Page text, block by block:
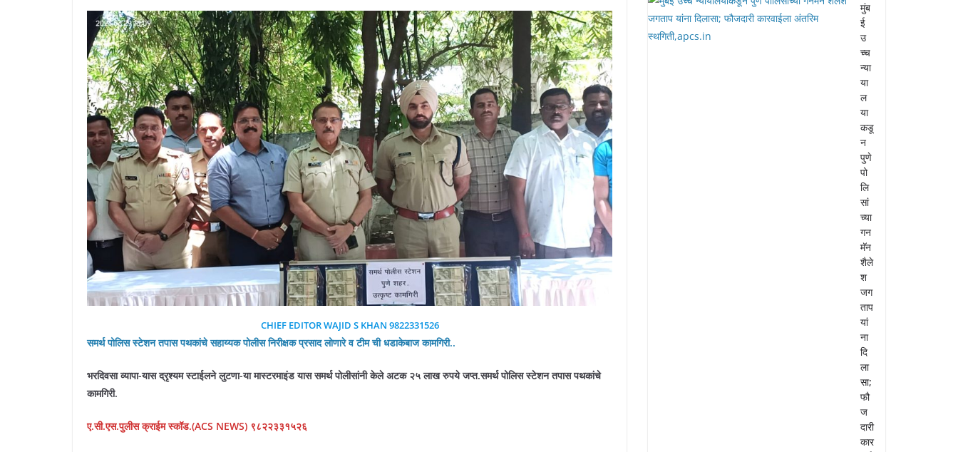
CHIEF EDITOR WAJID S KHAN 9822331526
समर्थ पोलिस स्टेशन तपास पथकांचे सहाय्यक पोलीस निरीक्षक प्रसाद लोणारे व टीम ची धडाकेबाज कामगिरी..
भरदिवसा व्यापा-यास द्रृश्यम स्टाईलने लुटणा-या मास्टरमाइंड यास समर्थ पोलीसांनी केले अटक २५ लाख रुपये जप्त.समर्थ पोलिस स्टेशन तपास पथकांचे
कामगिरी.
ए.सी.एस.पुलीस क्राईम स्कॉड.(ACS NEWS) ९८२२३३१५२६
मुंब
ई
उ
च्च
न्या
या
ल
या
कडू
न
पुणे
पो
लि
सां
च्या
गन
मॅन
शैले
श
जग
ताप
यां
ना
दि
ला
सा;
फौ
ज
दारी
कार